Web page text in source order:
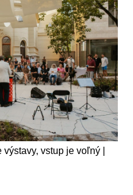
vstup je voľný |